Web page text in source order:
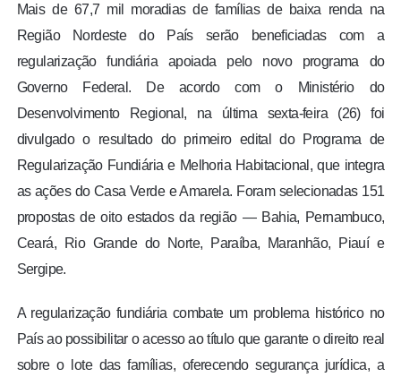
COLUNISTAS
Mais de 67,7 mil moradias de famílias de baixa renda na
Região Nordeste do País serão beneficiadas com a
regularização fundiária apoiada pelo novo programa do
Governo Federal. De acordo com o Ministério do
Desenvolvimento Regional, na última sexta-feira (26) foi
divulgado o resultado do primeiro edital do Programa de
Regularização Fundiária e Melhoria Habitacional, que integra
as ações do Casa Verde e Amarela. Foram selecionadas 151
propostas de oito estados da região — Bahia, Pernambuco,
Ceará, Rio Grande do Norte, Paraíba, Maranhão, Piauí e
Sergipe.
A regularização fundiária combate um problema histórico no
País ao possibilitar o acesso ao título que garante o direito real
sobre o lote das famílias, oferecendo segurança jurídica, a